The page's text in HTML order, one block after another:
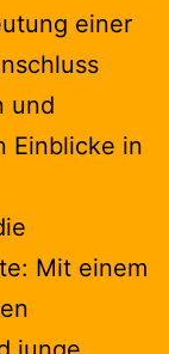
einer
und
Einblicke in
Mit einem